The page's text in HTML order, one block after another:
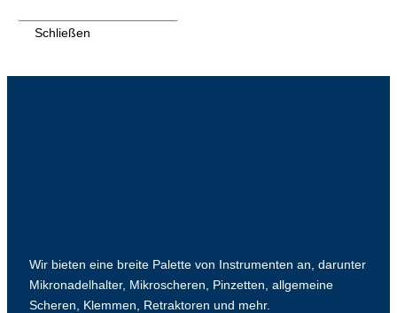
Schließen
Wir bieten eine breite Palette von Instrumenten an, darunter
Mikronadelhalter, Mikroscheren, Pinzetten, allgemeine
Scheren, Klemmen, Retraktoren und mehr.